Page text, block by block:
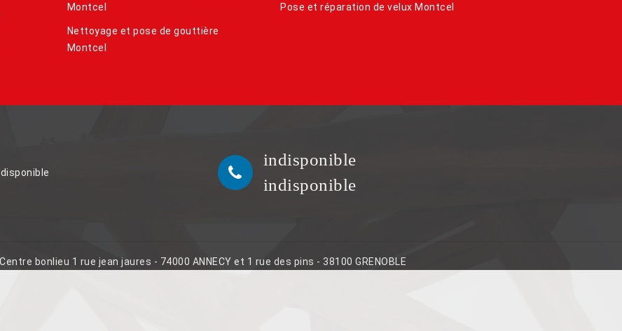
Montcel
Nettoyage et pose de gouttière
Montcel
Pose et réparation de velux Montcel
indisponible
indisponible
bonlieu 1 rue jean jaures - 74000 ANNECY et 1 rue des pins - 38100 GRENOBLE